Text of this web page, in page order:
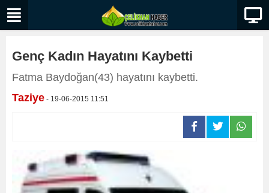
Genç Kadın Hayatını Kaybetti
Fatma Baydoğan(43) hayatını kaybetti.
Taziye - 19-06-2015 11:51